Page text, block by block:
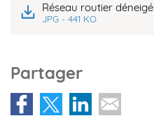
Réseau routier déneigé
JPG - 441 KO
Partager